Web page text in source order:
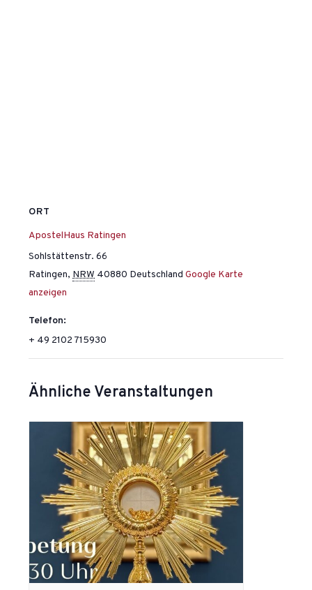
ORT
ApostelHaus Ratingen
Sohlstättenstr. 66
Ratingen, NRW 40880 Deutschland Google Karte
anzeigen
Telefon:
+ 49 2102 715930
Ähnliche Veranstaltungen